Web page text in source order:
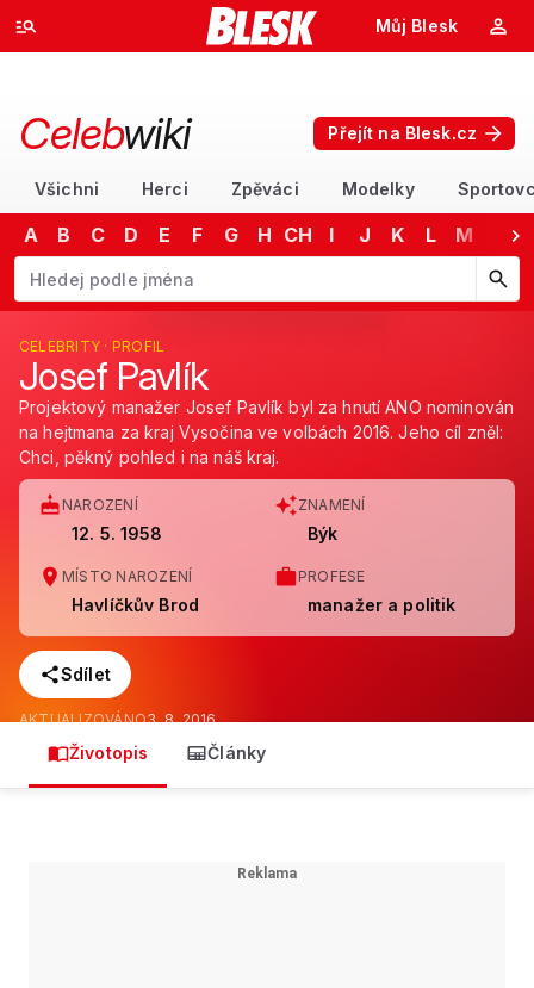
Můj Blesk
Celebwiki Přejít na Blesk.cz
Všichni Herci Zpěváci Modelky
A B C D E F G H CH I J K L M
Začněte psát jméno. Šipkami dolů a nahoru procházejte návrhy,
CELEBRITY · PROFIL
Josef Pavlík
Projektový manažer Josef Pavlík byl za hnutí ANO nominován
na hejtmana za kraj Vysočina ve volbách 2016. Jeho cíl zněl:
Chci, pěkný pohled i na náš kraj.
NAROZENÍ
12. 5. 1958
ZNAMENÍ
Býk
MÍSTO NAROZENÍ
Havlíčkův Brod
PROFESE
manažer a politik
Sdílet
AKTUALIZOVÁNO3. 8. 2016
Životopis Články